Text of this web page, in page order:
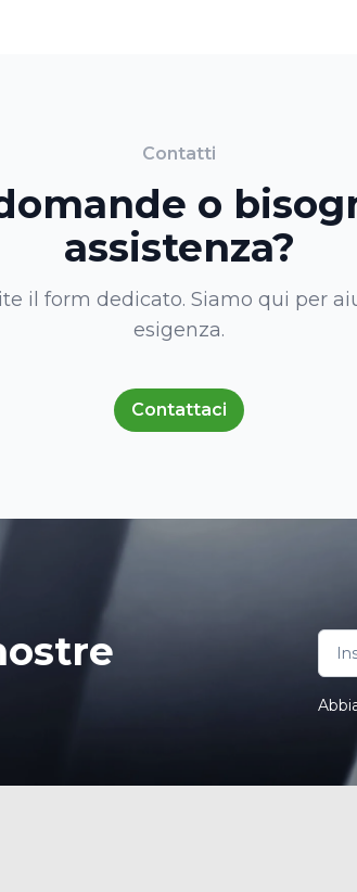
Contatti
o
assistenza?
il form dedicato. Siamo qui per
esigenza.
Contattaci